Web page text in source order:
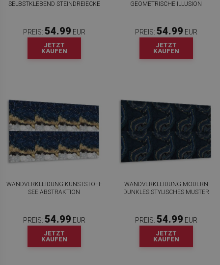
SELBSTKLEBEND STEINDREIECKE
PREIS: 54.99 EUR
JETZT
KAUFEN
GEOMETRISCHE ILLUSION
PREIS: 54.99 EUR
JETZT
KAUFEN
WANDVERKLEIDUNG KUNSTSTOFF
SEE ABSTRAKTION
PREIS: 54.99 EUR
JETZT
KAUFEN
WANDVERKLEIDUNG MODERN
DUNKLES STYLISCHES MUSTER
PREIS: 54.99 EUR
JETZT
KAUFEN